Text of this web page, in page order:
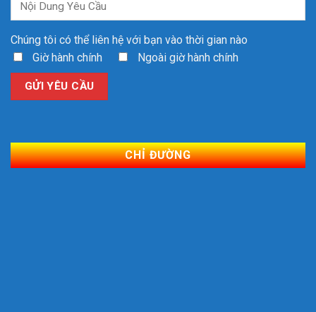
Chúng tôi có thể liên hệ với bạn vào thời gian nào
Giờ hành chính
Ngoài giờ hành chính
CHỈ ĐƯỜNG